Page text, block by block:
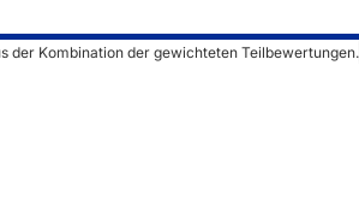
der Kombination der gewichteten Teilbewertungen.